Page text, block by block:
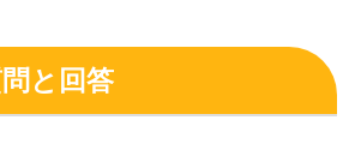
と回答